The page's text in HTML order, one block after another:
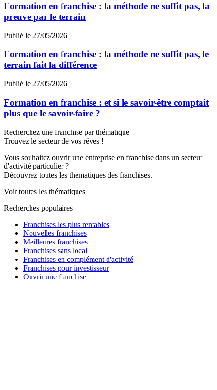
Formation en franchise : la méthode ne suffit pas, la
preuve par le terrain
Publié le 27/05/2026
Formation en franchise : la méthode ne suffit pas, le
terrain fait la différence
Publié le 27/05/2026
Formation en franchise : et si le savoir-être comptait
plus que le savoir-faire ?
Recherchez une franchise par thématique
Trouvez le secteur de vos rêves !
Vous souhaitez ouvrir une entreprise en franchise dans un secteur
d'activité particulier ?
Découvrez toutes les thématiques des franchises.
Voir toutes les thématiques
Recherches populaires
Franchises les plus rentables
Nouvelles franchises
Meilleures franchises
Franchises sans local
Franchises en complément d'activité
Franchises pour investisseur
Ouvrir une franchise